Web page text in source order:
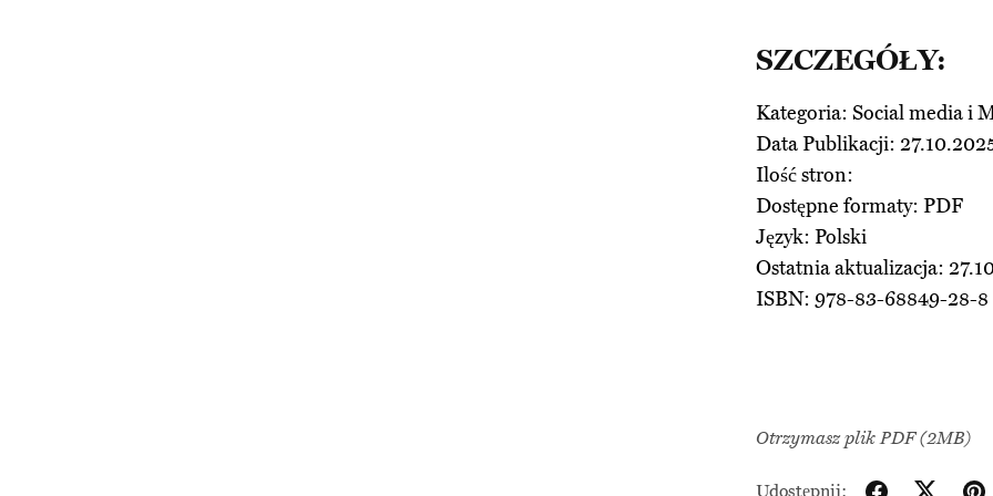
SZCZEGÓŁY:
Kategoria: Social media i
Data Publikacji:
Ilość stron:
Dostępne formaty: PDF
Język: Polski
Ostatnia aktualizacja:
ISBN: 978-83-68849-28-8
Otrzymasz plik PDF(2MB)
Udostępnij: